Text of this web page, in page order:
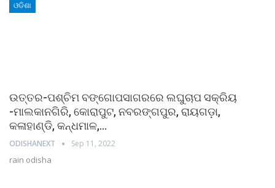
ଓଡିଶା
ଉତ୍ତର-ପଶ୍ଚିମ ବଙ୍ଗୋପସାଗରରେ ଲଘୁଚାପ ସକ୍ରିୟ
-ମାଲକାନଗିରି, କୋରାପୁଟ, ନବରଙ୍ଗପୁର, ରାୟଗଡ଼ା,
କଳାହାଣ୍ଡି, କନ୍ଧମାଳ,…
ODISHANEXT Sep 11, 2022
rain odisha